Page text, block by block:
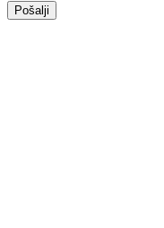
Pošalji